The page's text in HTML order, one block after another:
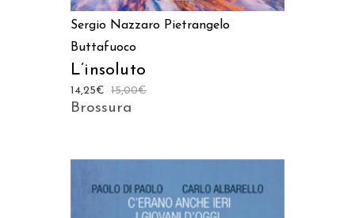
Sergio Nazzaro Pietrangelo
Buttafuoco
L’insoluto
15,00€
14,25€
Brossura